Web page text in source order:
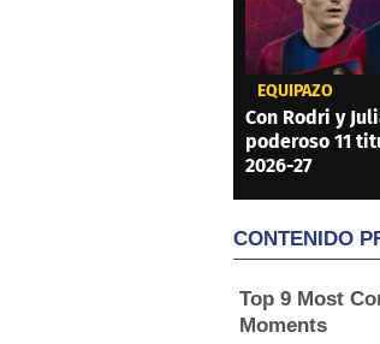
EQUIPAZO
Con Rodri y
poderoso 11
2026-27